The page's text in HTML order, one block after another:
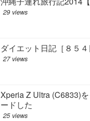
29 views
ダイエット日記［８５４
27 views
Xperia Z Ultra (C6833)
ードした
25 views